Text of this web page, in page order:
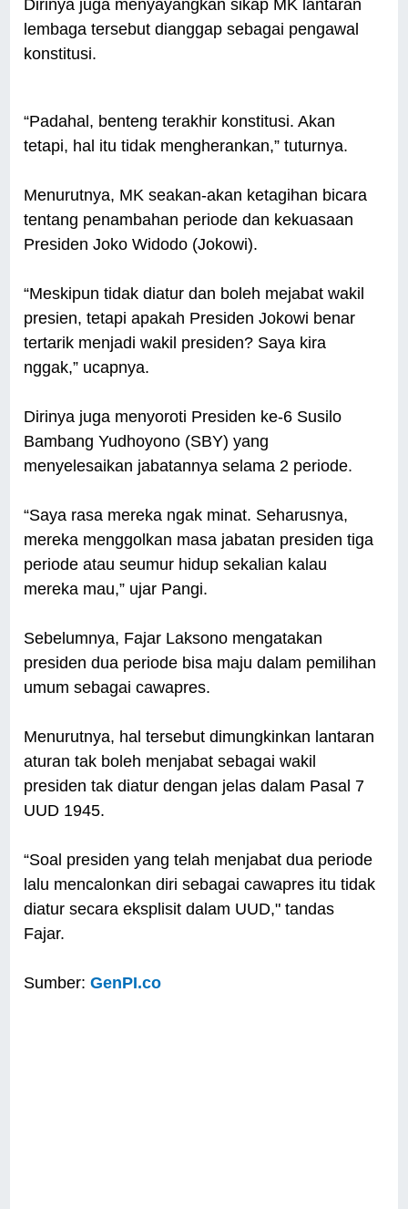
Dirinya juga menyayangkan sikap MK lantaran
lembaga tersebut dianggap sebagai pengawal
konstitusi.
“Padahal, benteng terakhir konstitusi. Akan
tetapi, hal itu tidak mengherankan,” tuturnya.
Menurutnya, MK seakan-akan ketagihan bicara
tentang penambahan periode dan kekuasaan
Presiden Joko Widodo (Jokowi).
“Meskipun tidak diatur dan boleh mejabat wakil
presien, tetapi apakah Presiden Jokowi benar
tertarik menjadi wakil presiden? Saya kira
nggak,” ucapnya.
Dirinya juga menyoroti Presiden ke-6 Susilo
Bambang Yudhoyono (SBY) yang
menyelesaikan jabatannya selama 2 periode.
“Saya rasa mereka ngak minat. Seharusnya,
mereka menggolkan masa jabatan presiden tiga
periode atau seumur hidup sekalian kalau
mereka mau,” ujar Pangi.
Sebelumnya, Fajar Laksono mengatakan
presiden dua periode bisa maju dalam pemilihan
umum sebagai cawapres.
Menurutnya, hal tersebut dimungkinkan lantaran
aturan tak boleh menjabat sebagai wakil
presiden tak diatur dengan jelas dalam Pasal 7
UUD 1945.
“Soal presiden yang telah menjabat dua periode
lalu mencalonkan diri sebagai cawapres itu tidak
diatur secara eksplisit dalam UUD," tandas
Fajar.
Sumber:GenPI.co